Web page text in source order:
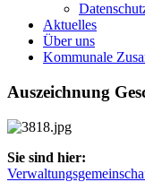
Aktuelles
Über uns
Kommunale
Auszeichnung
Sie sind hier: